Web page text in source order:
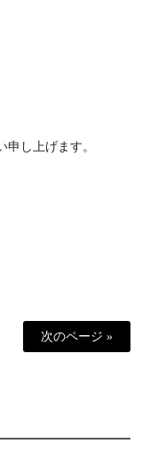
し上げます。
次のページ »